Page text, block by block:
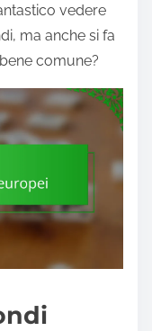
vedere
ma anche si fa
comune?